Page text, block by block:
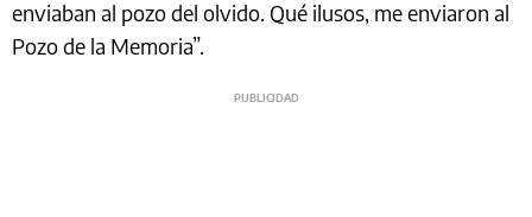
enviaban al pozo del olvido. Qué ilusos, me enviaron al
Pozo de la Memoria”.